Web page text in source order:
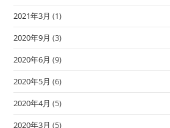
2021年3月 (1)
2020年9月 (3)
2020年6月 (9)
2020年5月 (6)
2020年4月 (5)
2020年3月 (5)